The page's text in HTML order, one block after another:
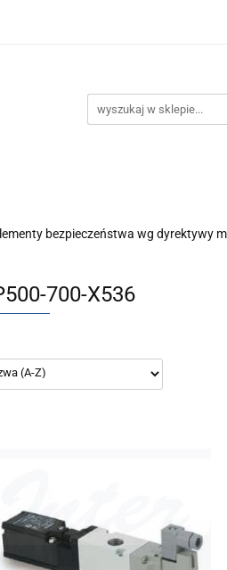
J AUTORYZOWANY
POWIETRZA SERIA J
bezpieczeństwa wg dyrektywy
700-X536